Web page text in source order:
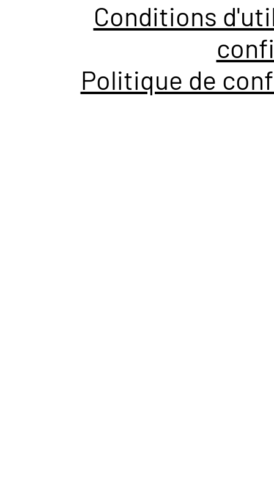
Conditions
Politique de